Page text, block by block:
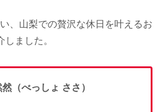
、山梨での贅沢な休日を叶えるお
ました。
（べっしょ ささ）